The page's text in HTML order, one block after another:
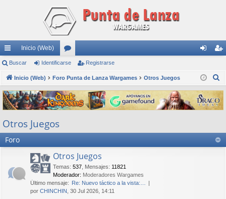
nl
ac
es
rá
pi
do
Inicio (Web)
or
os nti
fic
ar
ist
ra
rs
Buscar Identificarse Registrarse
Inicio (Web) Foro Punta de Lanza Wargames Otros Juegos
s
c
r
Otros Juegos
Foro
Otros Juegos
Temas: 537 Mensajes: 11821
Moderador: Moderadores Wargames
Último mensaje: Re: Nuevo táctico a la vista:…
por CHINCHIN , 30 Jul 2026, 14:11